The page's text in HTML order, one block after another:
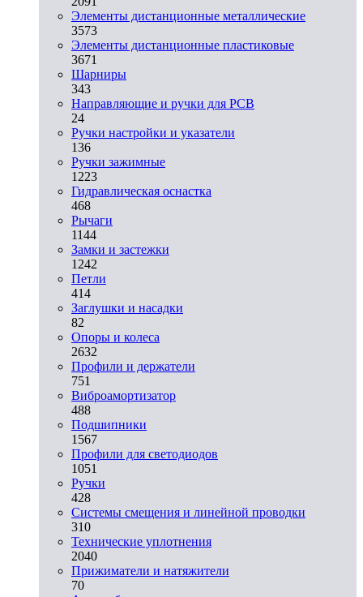
Элементы дистанционные металлические
3573
Элементы дистанционные пластиковые
3671
Шарниры
343
Направляющие и ручки для PCB
24
Ручки настройки и указатели
136
Ручки зажимные
1223
Гидравлическая оснастка
468
Рычаги
1144
Замки и застежки
1242
Петли
414
Заглушки и насадки
82
Опоры и колеса
2632
Профили и держатели
751
Виброамортизатор
488
Подшипники
1567
Профили для светодиодов
1051
Ручки
428
Системы смещения и линейной проводки
310
Технические уплотнения
2040
Прижиматели и натяжители
70